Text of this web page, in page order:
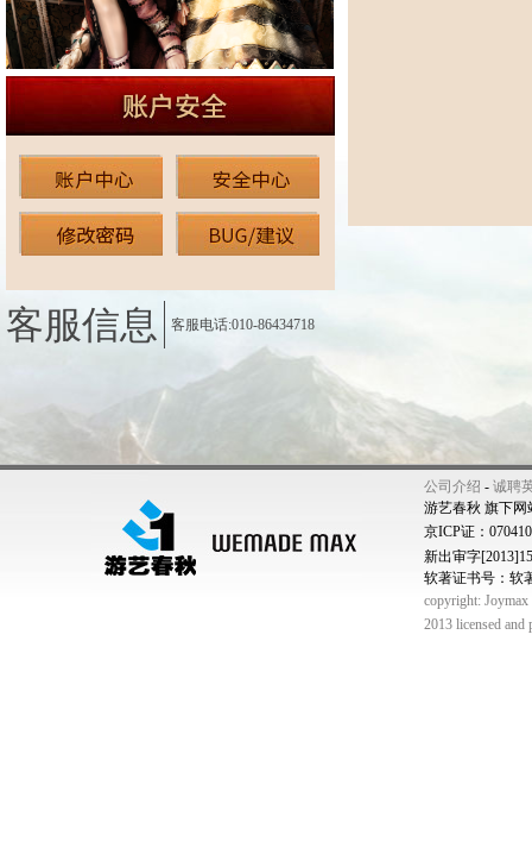
客服信息 客服电话:010-86434718
公司介绍 - 诚聘
游艺春秋 旗下
京ICP证：
新出审字
软著证书号：软
copyright:
2013 licensed